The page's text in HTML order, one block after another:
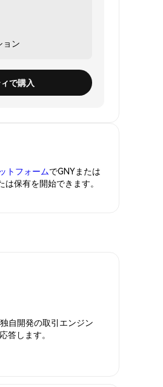
ョン
で購入
トフォームでGNYまたは
保有を開始できます。
自開発の取引エンジン
答します。